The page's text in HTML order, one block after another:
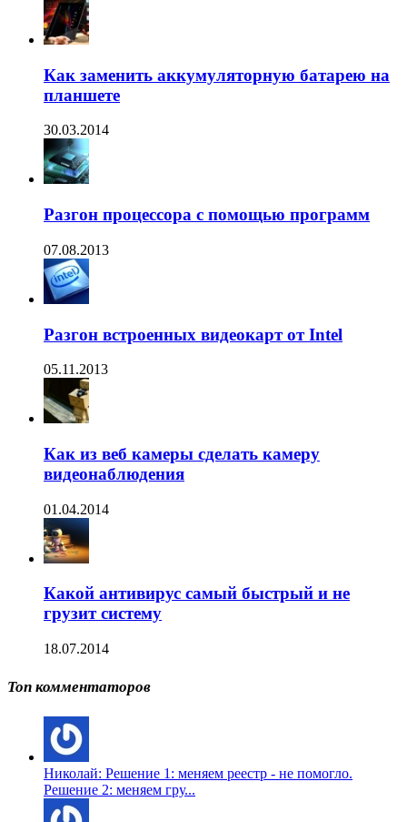
Как заменить аккумуляторную батарею на
планшете
30.03.2014
Разгон процессора с помощью программ
07.08.2013
Разгон встроенных видеокарт от Intel
05.11.2013
Как из веб камеры сделать камеру
видеонаблюдения
01.04.2014
Какой антивирус самый быстрый и не
грузит систему
18.07.2014
Топ комментаторов
Николай: Решение 1: меняем реестр - не помогло.
Решение 2: меняем гру...